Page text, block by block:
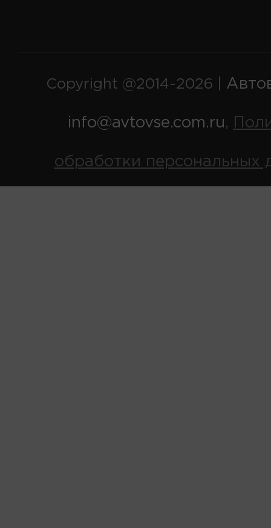
Copyright @2014-2026 |
info@avtovse.com.ru,
обработки персональных